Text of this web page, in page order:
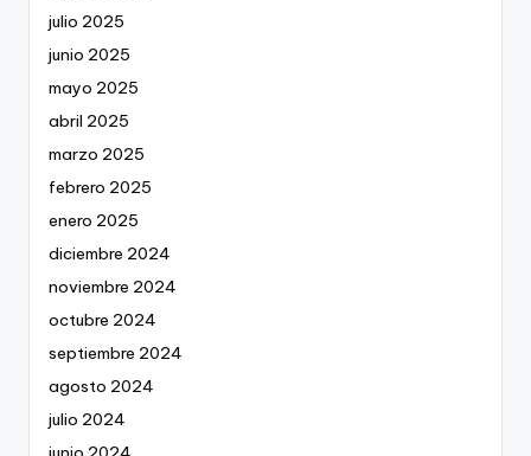
julio 2025
junio 2025
mayo 2025
abril 2025
marzo 2025
febrero 2025
enero 2025
diciembre 2024
noviembre 2024
octubre 2024
septiembre 2024
agosto 2024
julio 2024